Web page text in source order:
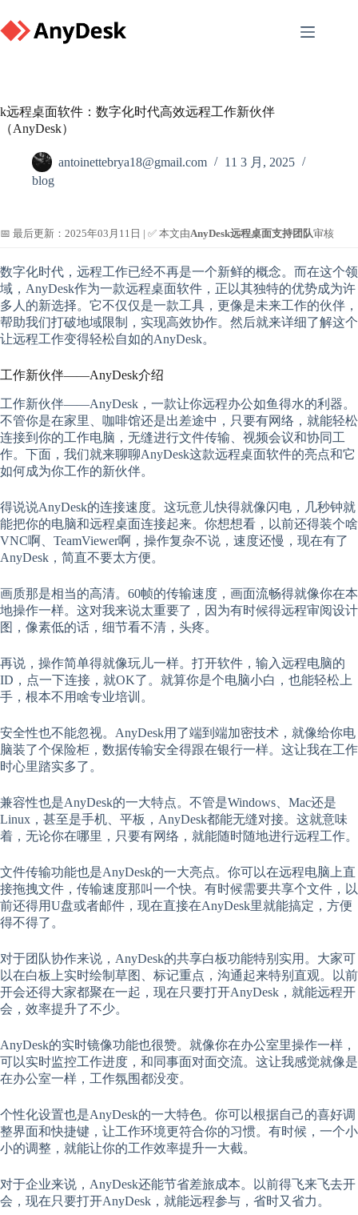
to
content
k远程桌面软件：数字化时代高效远程工作新伙伴
（AnyDesk）
antoinettebrya18@gmail.com
11 3 月, 2025
blog
📅 最后更新：2025年03月11日 | ✅ 本文由AnyDesk远程桌面支持团队审核
数字化时代，远程工作已经不再是一个新鲜的概念。而在这个领
域，AnyDesk作为一款远程桌面软件，正以其独特的优势成为许
多人的新选择。它不仅仅是一款工具，更像是未来工作的伙伴，
帮助我们打破地域限制，实现高效协作。然后就来详细了解这个
让远程工作变得轻松自如的AnyDesk。
工作新伙伴——AnyDesk介绍
工作新伙伴——AnyDesk，一款让你远程办公如鱼得水的利器。
不管你是在家里、咖啡馆还是出差途中，只要有网络，就能轻松
连接到你的工作电脑，无缝进行文件传输、视频会议和协同工
作。下面，我们就来聊聊AnyDesk这款远程桌面软件的亮点和它
如何成为你工作的新伙伴。
得说说AnyDesk的连接速度。这玩意儿快得就像闪电，几秒钟就
能把你的电脑和远程桌面连接起来。你想想看，以前还得装个啥
VNC啊、TeamViewer啊，操作复杂不说，速度还慢，现在有了
AnyDesk，简直不要太方便。
画质那是相当的高清。60帧的传输速度，画面流畅得就像你在本
地操作一样。这对我来说太重要了，因为有时候得远程审阅设计
图，像素低的话，细节看不清，头疼。
再说，操作简单得就像玩儿一样。打开软件，输入远程电脑的
ID，点一下连接，就OK了。就算你是个电脑小白，也能轻松上
手，根本不用啥专业培训。
安全性也不能忽视。AnyDesk用了端到端加密技术，就像给你电
脑装了个保险柜，数据传输安全得跟在银行一样。这让我在工作
时心里踏实多了。
兼容性也是AnyDesk的一大特点。不管是Windows、Mac还是
Linux，甚至是手机、平板，AnyDesk都能无缝对接。这就意味
着，无论你在哪里，只要有网络，就能随时随地进行远程工作。
文件传输功能也是AnyDesk的一大亮点。你可以在远程电脑上直
接拖拽文件，传输速度那叫一个快。有时候需要共享个文件，以
前还得用U盘或者邮件，现在直接在AnyDesk里就能搞定，方便
得不得了。
对于团队协作来说，AnyDesk的共享白板功能特别实用。大家可
以在白板上实时绘制草图、标记重点，沟通起来特别直观。以前
开会还得大家都聚在一起，现在只要打开AnyDesk，就能远程开
会，效率提升了不少。
AnyDesk的实时镜像功能也很赞。就像你在办公室里操作一样，
可以实时监控工作进度，和同事面对面交流。这让我感觉就像是
在办公室一样，工作氛围都没变。
个性化设置也是AnyDesk的一大特色。你可以根据自己的喜好调
整界面和快捷键，让工作环境更符合你的习惯。有时候，一个小
小的调整，就能让你的工作效率提升一大截。
对于企业来说，AnyDesk还能节省差旅成本。以前得飞来飞去开
会，现在只要打开AnyDesk，就能远程参与，省时又省力。